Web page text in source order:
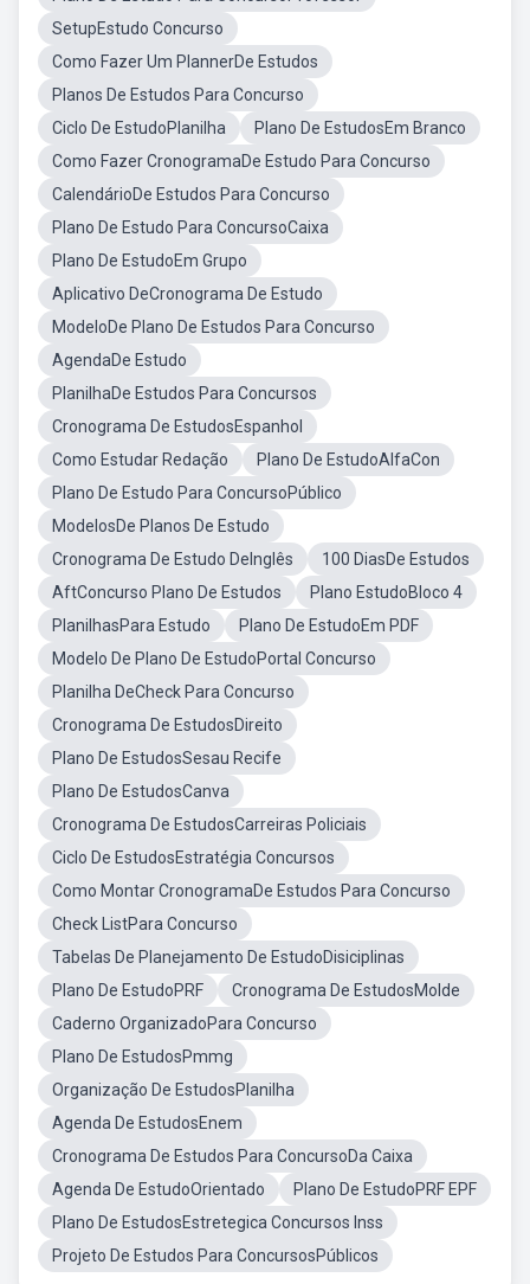
SetupEstudo Concurso
Como Fazer Um PlannerDe Estudos
Planos De Estudos Para Concurso
Ciclo De EstudoPlanilha
Plano De EstudosEm Branco
Como Fazer CronogramaDe Estudo Para Concurso
CalendárioDe Estudos Para Concurso
Plano De Estudo Para ConcursoCaixa
Plano De EstudoEm Grupo
Aplicativo DeCronograma De Estudo
ModeloDe Plano De Estudos Para Concurso
AgendaDe Estudo
PlanilhaDe Estudos Para Concursos
Cronograma De EstudosEspanhol
Como Estudar Redação
Plano De EstudoAlfaCon
Plano De Estudo Para ConcursoPúblico
ModelosDe Planos De Estudo
Cronograma De Estudo DeInglês
100 DiasDe Estudos
AftConcurso Plano De Estudos
Plano EstudoBloco 4
PlanilhasPara Estudo
Plano De EstudoEm PDF
Modelo De Plano De EstudoPortal Concurso
Planilha DeCheck Para Concurso
Cronograma De EstudosDireito
Plano De EstudosSesau Recife
Plano De EstudosCanva
Cronograma De EstudosCarreiras Policiais
Ciclo De EstudosEstratégia Concursos
Como Montar CronogramaDe Estudos Para Concurso
Check ListPara Concurso
Tabelas De Planejamento De EstudoDisiciplinas
Plano De EstudoPRF
Cronograma De EstudosMolde
Caderno OrganizadoPara Concurso
Plano De EstudosPmmg
Organização De EstudosPlanilha
Agenda De EstudosEnem
Cronograma De Estudos Para ConcursoDa Caixa
Agenda De EstudoOrientado
Plano De EstudoPRF EPF
Plano De EstudosEstretegica Concursos Inss
Projeto De Estudos Para ConcursosPúblicos